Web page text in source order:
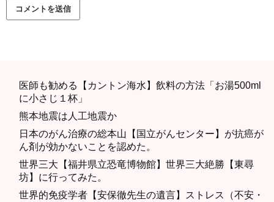
医師も勧める【カントン海水】飲料の方法「お湯500ml
に小さじ１杯」
熊本地震は人工地震か
日本のがん治療の総本山【国立がんセンター】が抗癌が
ん剤が効かないことを認めた。
世界三大【福井県立恐竜博物館】世界三大絶勝【東尋
坊】に行ってみた。
世界的免疫学者【安保徹先生の遺言】ストレス（不安・